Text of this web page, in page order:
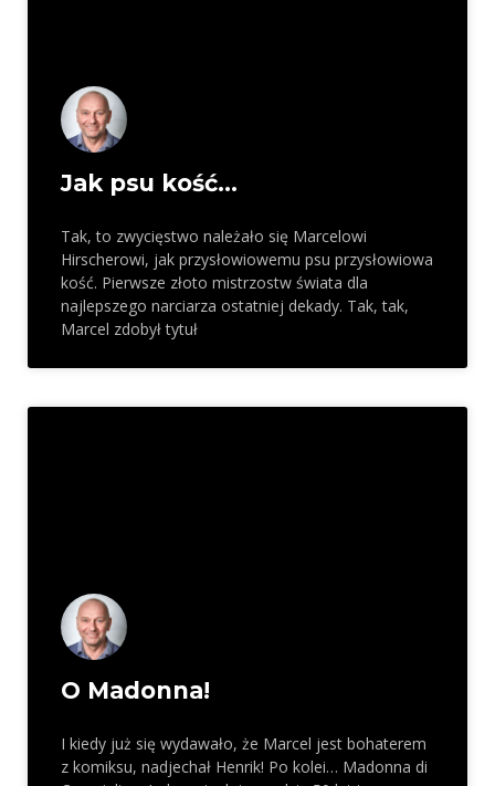
Jak psu kość…
Tak, to zwycięstwo należało się Marcelowi
Hirscherowi, jak przysłowiowemu psu przysłowiowa
kość. Pierwsze złoto mistrzostw świata dla
najlepszego narciarza ostatniej dekady. Tak, tak,
Marcel zdobył tytuł
O Madonna!
I kiedy już się wydawało, że Marcel jest bohaterem
z komiksu, nadjechał Henrik! Po kolei… Madonna di